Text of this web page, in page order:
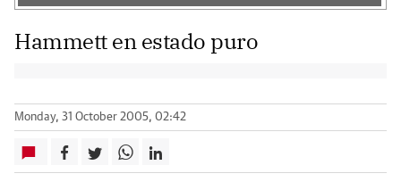
Hammett en estado puro
Monday, 31 October 2005, 02:42